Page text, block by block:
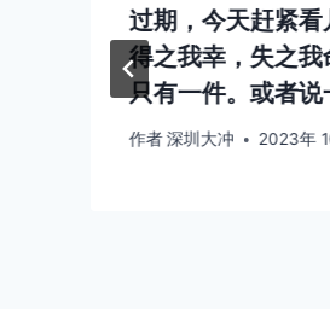
过期，今天赶紧看
得之我幸，失之
只有一件。或者
作者深圳大冲 2023年